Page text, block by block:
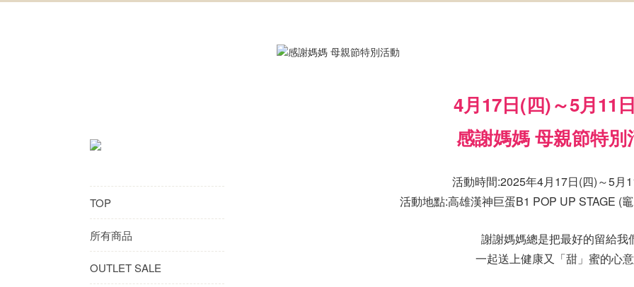
TOP
所有商品
OUTLET SALE
4月17日(四)～5月11
感謝媽媽 母親節特別
活動時間:2025年4月17日(四)～5月
活動地點:高雄漢神巨蛋B1 POP UP STAGE (
謝謝媽媽總是把最好的留給我
一起送上健康又「甜」蜜的心